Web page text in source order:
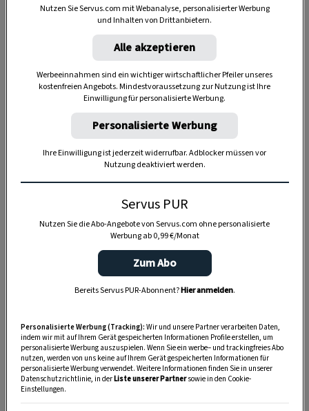
Anzeige
Nutzen Sie Servus.com mit Webanalyse, personalisierter Werbung
und Inhalten von Drittanbietern.
Alle akzeptieren
Werbeeinnahmen sind ein wichtiger wirtschaftlicher Pfeiler unseres
kostenfreien Angebots. Mindestvoraussetzung zur Nutzung ist Ihre
Einwilligung für personalisierte Werbung.
Personalisierte Werbung
Ihre Einwilligung ist jederzeit widerrufbar. Adblocker müssen vor
Nutzung deaktiviert werden.
Servus PUR
Nutzen Sie die Abo-Angebote von Servus.com ohne personalisierte
Werbung ab 0,99 €/Monat
Zum Abo
Bereits Servus PUR-Abonnent?Hier anmelden.
Personalisierte Werbung (Tracking): Wir und unsere Partner verarbeiten Daten,
indem wir mit auf Ihrem Gerät gespeicherten Informationen Profile erstellen, um
personalisierte Werbung auszuspielen. Wenn Sie ein werbe– und trackingfreies Abo
nutzen, werden von uns keine auf Ihrem Gerät gespeicherten Informationen für
personalisierte Werbung verwendet. Weitere Informationen finden Sie in unserer
Datenschutzrichtlinie, in derListe unserer Partnersowie in den Cookie-
Einstellungen.